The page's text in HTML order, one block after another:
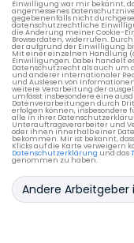
Einwilligung war mir bekannt,
angemessenes
gegebenenfalls nicht
datenschutzrechtliche
die Änderung meiner Cookie-
Browserdaten, widerrufen.
der aufgrund der Einwilligung
Mit einer einzelnen Handlung
Einwilligungen. Dabei handelt
Datenschutzrecht als auch um
und anderer internationaler
und Auslesen von
weitere Verarbeitung der
umfasst insbesondere eine
Datenverarbeitungen durch
erfolgen können, insbesondere
alle in ihrer
Unterauftragsverarbeiter und
oder ihnen innerhalb einer
bekommen. Mir ist bekannt,
Klicks auf die Karte verweigern
Datenschutzerklärung und das
genommen zu haben.
Andere Arbeitgeber